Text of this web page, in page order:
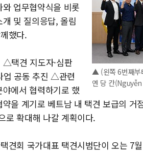
▲ (왼쪽 6번째부
옌 당 칸
업무협약식을 비롯
및 질의응답, 올림
했다.
△택견 지도자·심판
공동 추진 △관련
에서 협력하기로 했
을 계기로 베트남 내 택견 보급의 거
로 확대해 나갈 계획이다.
견회 국가대표 택견시범단이 오는 7